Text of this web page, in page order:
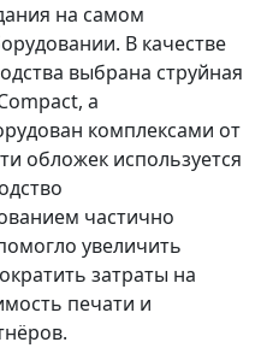
на самом
В качестве
выбрана струйная
а
комплексами от
обложек используется
частично
увеличить
затраты на
печати и